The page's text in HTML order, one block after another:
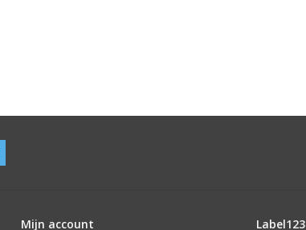
Mijn account Label123